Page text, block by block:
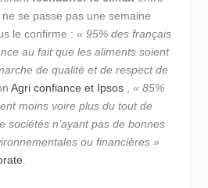
se passe pas une semaine
le confirme :« 95% des français
au fait que les aliments soient
de qualité et de respect de
Agri confiance et Ipsos ,« 85%
moins voire plus du tout de
sociétés n’ayant pas de bonnes
ou financières »